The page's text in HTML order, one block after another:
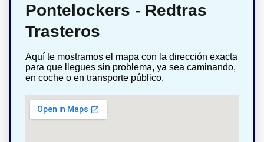
Pontelockers - Redtras
Trasteros
Aquí te mostramos el mapa con la dirección exacta
para que llegues sin problema, ya sea caminando,
en coche o en transporte público.